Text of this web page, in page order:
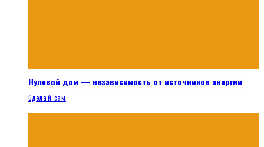
Нулевой дом — независимость от источников энергии
Сделай сам